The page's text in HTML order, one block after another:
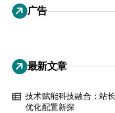
广告
最新文章
技术赋能科技融合：站
优化配置新探